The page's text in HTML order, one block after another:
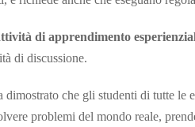
di apprendimento
di discussione.
dimostrato che gli studenti di tutte le
problemi del mondo reale,